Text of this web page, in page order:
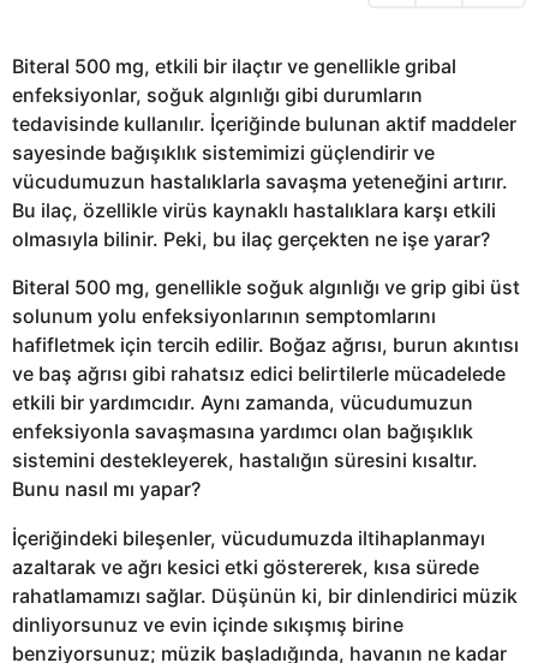
Biteral 500 mg, etkili bir ilaçtır ve genellikle gribal
enfeksiyonlar, soğuk algınlığı gibi durumların
tedavisinde kullanılır. İçeriğinde bulunan aktif maddeler
sayesinde bağışıklık sistemimizi güçlendirir ve
vücudumuzun hastalıklarla savaşma yeteneğini artırır.
Bu ilaç, özellikle virüs kaynaklı hastalıklara karşı etkili
olmasıyla bilinir. Peki, bu ilaç gerçekten ne işe yarar?
Biteral 500 mg, genellikle soğuk algınlığı ve grip gibi üst
solunum yolu enfeksiyonlarının semptomlarını
hafifletmek için tercih edilir. Boğaz ağrısı, burun akıntısı
ve baş ağrısı gibi rahatsız edici belirtilerle mücadelede
etkili bir yardımcıdır. Aynı zamanda, vücudumuzun
enfeksiyonla savaşmasına yardımcı olan bağışıklık
sistemini destekleyerek, hastalığın süresini kısaltır.
Bunu nasıl mı yapar?
İçeriğindeki bileşenler, vücudumuzda iltihaplanmayı
azaltarak ve ağrı kesici etki göstererek, kısa sürede
rahatlamamızı sağlar. Düşünün ki, bir dinlendirici müzik
dinliyorsunuz ve evin içinde sıkışmış birine
benziyorsunuz; müzik başladığında, havanın ne kadar